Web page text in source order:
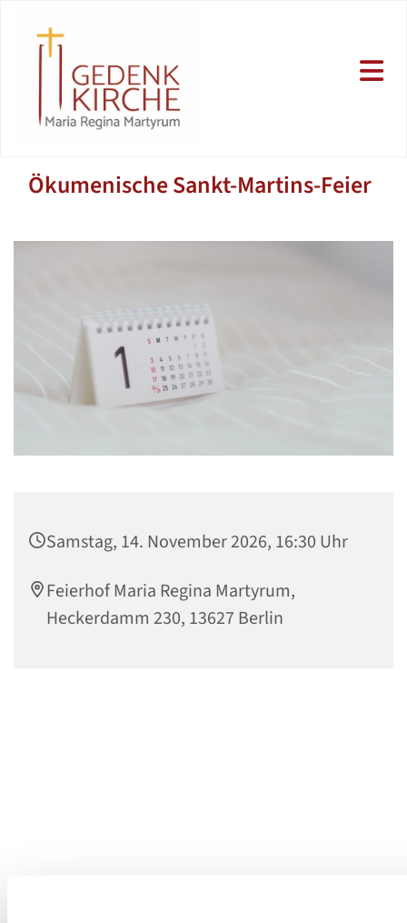
Ökumenische Sankt-Martins-Feier
Samstag, 14. November 2026, 16:30 Uhr
Feierhof Maria Regina Martyrum,
Heckerdamm 230, 13627 Berlin